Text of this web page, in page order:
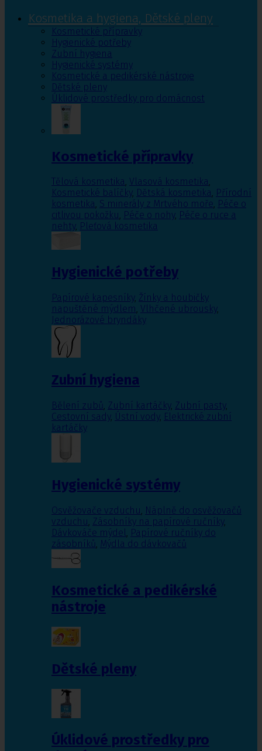
Kosmetika a hygiena, Dětské pleny
Kosmetické přípravky
Hygienické potřeby
Zubní hygiena
Hygienické systémy
Kosmetické a pedikérské nástroje
Dětské pleny
Úklidové prostředky pro domácnost
Kosmetické přípravky
Tělová kosmetika, Vlasová kosmetika,
Kosmetické balíčky, Dětská kosmetika, Přírodní
kosmetika, S minerály z Mrtvého moře, Péče o
citlivou pokožku, Péče o nohy, Péče o ruce a
nehty, Pleťová kosmetika
Hygienické potřeby
Papírové kapesníky, Žínky a houbičky
napuštěné mýdlem, Vlhčené ubrousky,
Jednorázové bryndáky
Zubní hygiena
Bělení zubů, Zubní kartáčky, Zubní pasty,
Cestovní sady, Ústní vody, Elektrické zubní
kartáčky
Hygienické systémy
Osvěžovače vzduchu, Náplně do osvěžovačů
vzduchu, Zásobníky na papírové ručníky,
Dávkováče mýdel, Papírové ručníky do
zásobníků, Mýdla do dávkovačů
Kosmetické a pedikérské
nástroje
Dětské pleny
Úklidové prostředky pro